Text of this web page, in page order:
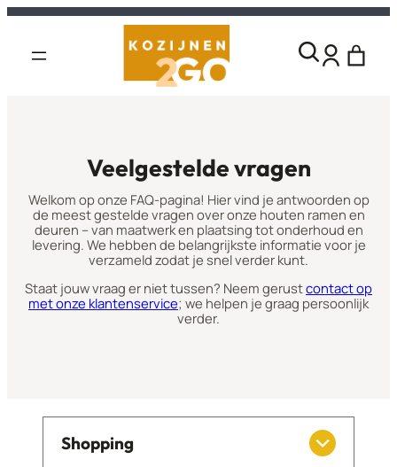
Veelgestelde vragen
Welkom op onze FAQ-pagina! Hier vind je antwoorden op
de meest gestelde vragen over onze houten ramen en
deuren – van maatwerk en plaatsing tot onderhoud en
levering. We hebben de belangrijkste informatie voor je
verzameld zodat je snel verder kunt.
Staat jouw vraag er niet tussen? Neem gerustcontact op
met onze klantenservice; we helpen je graag persoonlijk
verder.
Shopping